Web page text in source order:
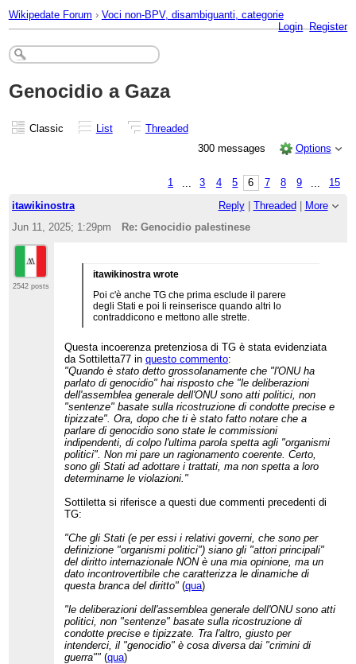
Wikipedate Forum › Voci non-BPV, disambiguanti, categorie
Login Register
Genocidio a Gaza
Classic List
Threaded
300 messages
Options
1 3 4 5 6 7 8 9
15
itawikinostra
Reply| Threaded
More
Jun 11, 2025; 1:29pm
Re: Genocidio palestinese
2542 posts
itawikinostra wrote
Poi c'è anche TG che prima esclude il parere
degli Stati e poi li reinserisce quando altri lo
contraddicono e mettono alle strette.
Questa incoerenza pretenziosa di TG è stata evidenziata
da Sottiletta77 inquesto commento:
"Quando è stato detto grossolanamente che "l'ONU ha
parlato di genocidio" hai risposto che "le deliberazioni
dell'assemblea generale dell'ONU sono atti politici, non
"sentenze" basate sulla ricostruzione di condotte precise e
tipizzate". Ora, dopo che ti è stato fatto notare che a
parlare di genocidio sono state le commissioni
indipendenti, di colpo l'ultima parola spetta agli "organismi
politici". Non mi pare un ragionamento coerente. Certo,
sono gli Stati ad adottare i trattati, ma non spetta a loro
determinarne le violazioni."
Sottiletta si riferisce a questi due commenti precedenti di
TG:
"Che gli Stati (e per essi i relativi governi, che sono per
definizione "organismi politici") siano gli "attori principali"
del diritto internazionale NON è una mia opinione, ma un
dato incontrovertibile che caratterizza le dinamiche di
questa branca del diritto" (qua)
"le deliberazioni dell'assemblea generale dell'ONU sono atti
politici, non "sentenze" basate sulla ricostruzione di
condotte precise e tipizzate. Tra l'altro, giusto per
intenderci, il "genocidio" è cosa diversa dai "crimini di
guerra"" (qua)